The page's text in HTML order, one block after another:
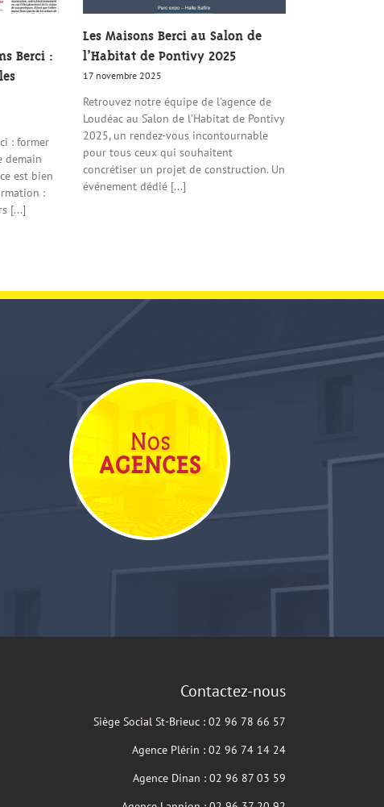
Berci :
: former
demain
est bien
:
[...]
Les Maisons Berci au Salon de
l’Habitat de Pontivy 2025
17 novembre 2025
Retrouvez notre équipe de l'agence de
Loudéac au Salon de l’Habitat de Pontivy
2025, un rendez-vous incontournable
pour tous ceux qui souhaitent
concrétiser un projet de construction. Un
événement dédié [...]
Contactez-nous
Siège Social St-Brieuc : 02 96 78 66 57
Agence Plérin : 02 96 74 14 24
Agence Dinan : 02 96 87 03 59